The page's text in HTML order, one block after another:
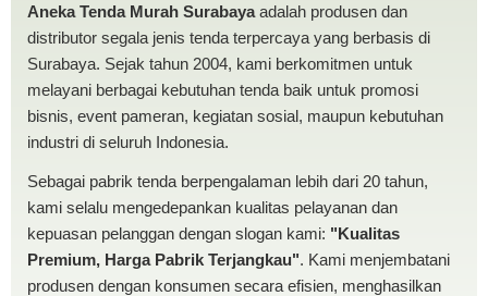
Aneka Tenda Murah Surabayaadalah produsen dan
distributor segala jenis tenda terpercaya yang berbasis di
Surabaya. Sejak tahun 2004, kami berkomitmen untuk
melayani berbagai kebutuhan tenda baik untuk promosi
bisnis, event pameran, kegiatan sosial, maupun kebutuhan
industri di seluruh Indonesia.
Sebagai pabrik tenda berpengalaman lebih dari 20 tahun,
kami selalu mengedepankan kualitas pelayanan dan
kepuasan pelanggan dengan slogan kami: "Kualitas
Premium, Harga Pabrik Terjangkau". Kami menjembatani
produsen dengan konsumen secara efisien, menghasilkan